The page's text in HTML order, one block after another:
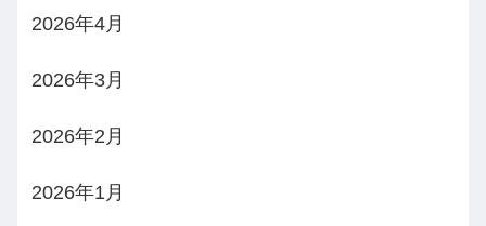
2026年4月
2026年3月
2026年2月
2026年1月